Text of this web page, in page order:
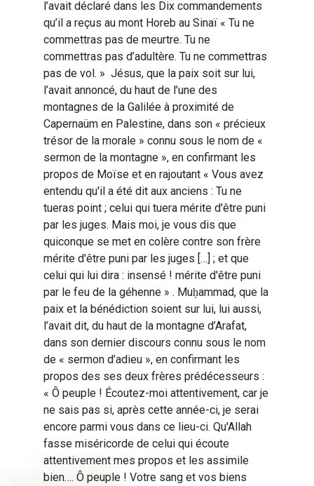
l’avait déclaré dans les Dix commandements
qu’il a reçus au mont Horeb au Sinaï « Tu ne
commettras pas de meurtre. Tu ne
commettras pas d’adultère. Tu ne commettras
pas de vol. » Jésus, que la paix soit sur lui,
l’avait annoncé, du haut de l’une des
montagnes de la Galilée à proximité de
Capernaüm en Palestine, dans son « précieux
trésor de la morale » connu sous le nom de «
sermon de la montagne », en confirmant les
propos de Moïse et en rajoutant « Vous avez
entendu qu'il a été dit aux anciens : Tu ne
tueras point ; celui qui tuera mérite d'être puni
par les juges. Mais moi, je vous dis que
quiconque se met en colère contre son frère
mérite d'être puni par les juges […] ; et que
celui qui lui dira : insensé ! mérite d'être puni
par le feu de la géhenne » . Muḥammad, que la
paix et la bénédiction soient sur lui, lui aussi,
l’avait dit, du haut de la montagne d’Arafat,
dans son dernier discours connu sous le nom
de « sermon d’adieu », en confirmant les
propos des ses deux frères prédécesseurs :
« Ô peuple ! Écoutez-moi attentivement, car je
ne sais pas si, après cette année-ci, je serai
encore parmi vous dans ce lieu-ci. Qu'Allah
fasse miséricorde de celui qui écoute
attentivement mes propos et les assimile
bien…. Ô peuple ! Votre sang et vos biens